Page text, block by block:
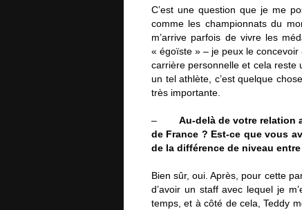
C’est une question que je me
comme les championnats du
m’arrive parfois de vivre les
« égoïste » – je peux le
carrière personnelle et cela reste
un tel athlète, c’est quelque
très importante.
– Au-delà de votre relation
de France ? Est-ce que vous
de la différence de niveau
Bien sûr, oui. Après, pour cette
d’avoir un staff avec lequel je
temps, et à côté de cela, Teddy